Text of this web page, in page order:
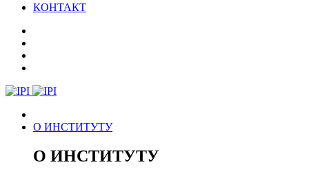
КОНТАКТ
О ИНСТИТУТУ
О ИНСТИТУТУ